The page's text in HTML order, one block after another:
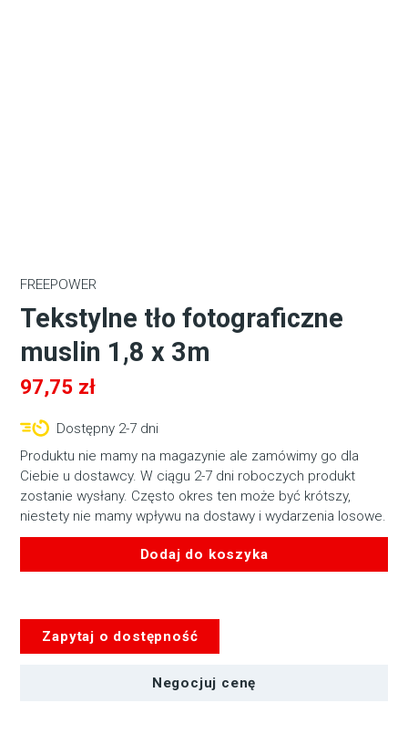
FREEPOWER
Tekstylne tło fotograficzne
muslin 1,8 x 3m
97,75 zł
Dostępny 2-7 dni
Produktu nie mamy na magazynie ale zamówimy go dla
Ciebie u dostawcy. W ciągu 2-7 dni roboczych produkt
zostanie wysłany. Często okres ten może być krótszy,
niestety nie mamy wpływu na dostawy i wydarzenia losowe.
Dodaj do koszyka
tło
fotograficzne
Zapytaj o dostępność
Negocjuj cenę